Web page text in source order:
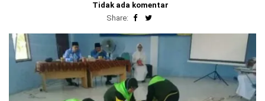
Tidak ada komentar
Share: